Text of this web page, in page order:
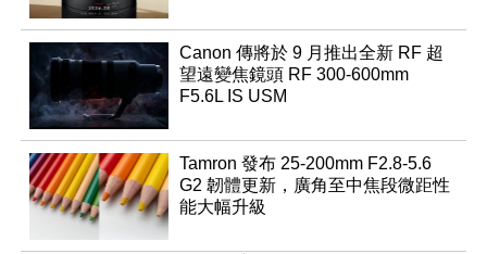
Canon 傳將於 9 月推出全新 RF 超
望遠變焦鏡頭 RF 300-600mm
F5.6L IS USM
Tamron 發布 25-200mm F2.8-5.6
G2 韌體更新，廣角至中焦段微距性
能大幅升級